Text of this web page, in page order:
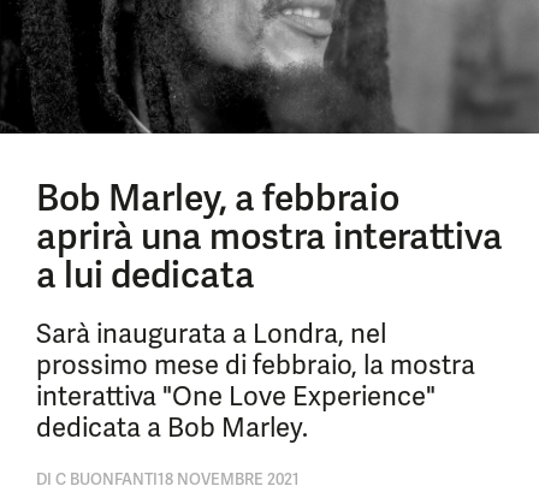
Bob Marley, a febbraio
aprirà una mostra interattiva
a lui dedicata
Sarà inaugurata a Londra, nel
prossimo mese di febbraio, la mostra
interattiva "One Love Experience"
dedicata a Bob Marley.
DI C BUONFANTI18 NOVEMBRE 2021